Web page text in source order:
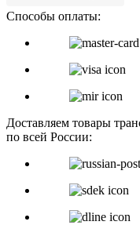
Способы оплаты:
Доставляем товары
по всей России: